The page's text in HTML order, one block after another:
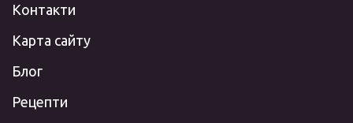
Контакти
Карта сайту
Блог
Рецепти